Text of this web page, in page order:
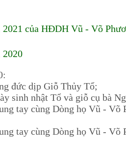
2021 của HĐDH Vũ - Võ
2020
đức dịp Giỗ Thủy Tổ;
sinh nhật Tổ và giỗ cụ bà
tay cùng Dòng họ Vũ -
tay cùng Dòng họ Vũ -